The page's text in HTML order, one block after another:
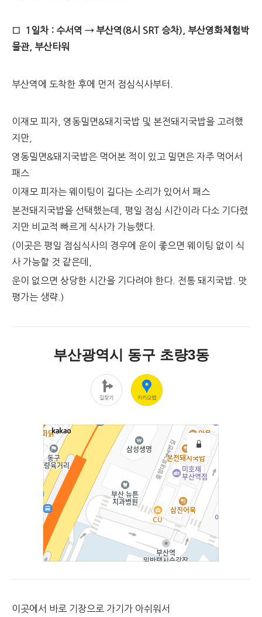
□
1일차 : 수서역 → 부산역(8시 SRT 승차), 부산영화체험박
물관, 부산타워
부산역에 도착한 후에 먼저 점심식사부터.
이재모 피자, 영동밀면&돼지국밥 및 본전돼지국밥을 고려했
지만,
영동밀면&돼지국밥은 먹어본 적이 있고 밀면은 자주 먹어서
패스
이재모 피자는 웨이팅이 길다는 소리가 있어서 패스
본전돼지국밥을 선택했는데, 평일 점심 시간이라 다소 기다렸
지만 비교적 빠르게 식사가 가능했다.
(이곳은 평일 점심식사의 경우에 운이 좋으면 웨이팅 없이 식
사 가능할 것 같은데,
운이 없으면 상당한 시간을 기다려야 한다. 전통 돼지국밥. 맛
평가는 생략.)
이곳에서 바로 기장으로 가기가 아쉬워서